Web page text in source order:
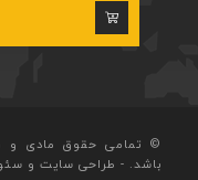
© تمامی حقوق مادی و
باشد. - طراحی سایتو